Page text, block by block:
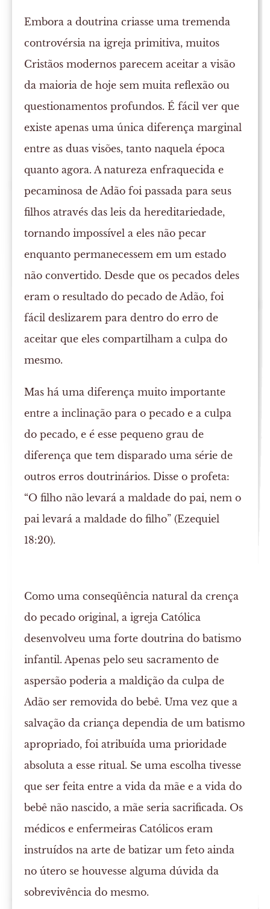
Embora a doutrina criasse uma tremenda
controvérsia na igreja primitiva, muitos
Cristãos modernos parecem aceitar a visão
da maioria de hoje sem muita reflexão ou
questionamentos profundos. É fácil ver que
existe apenas uma única diferença marginal
entre as duas visões, tanto naquela época
quanto agora. A natureza enfraquecida e
pecaminosa de Adão foi passada para seus
filhos através das leis da hereditariedade,
tornando impossível a eles não pecar
enquanto permanecessem em um estado
não convertido. Desde que os pecados deles
eram o resultado do pecado de Adão, foi
fácil deslizarem para dentro do erro de
aceitar que eles compartilham a culpa do
mesmo.
Mas há uma diferença muito importante
entre a inclinação para o pecado e a culpa
do pecado, e é esse pequeno grau de
diferença que tem disparado uma série de
outros erros doutrinários. Disse o profeta:
“O filho não levará a maldade do pai, nem o
pai levará a maldade do filho” (Ezequiel
18:20).
Como uma conseqüência natural da crença
do pecado original, a igreja Católica
desenvolveu uma forte doutrina do batismo
infantil. Apenas pelo seu sacramento de
aspersão poderia a maldição da culpa de
Adão ser removida do bebê. Uma vez que a
salvação da criança dependia de um batismo
apropriado, foi atribuída uma prioridade
absoluta a esse ritual. Se uma escolha tivesse
que ser feita entre a vida da mãe e a vida do
bebê não nascido, a mãe seria sacrificada. Os
médicos e enfermeiras Católicos eram
instruídos na arte de batizar um feto ainda
no útero se houvesse alguma dúvida da
sobrevivência do mesmo.